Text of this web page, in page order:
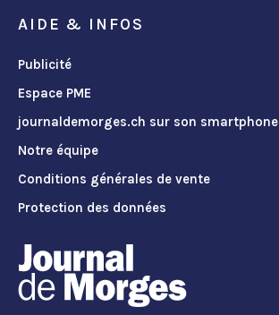
AIDE & INFOS
Publicité
Espace PME
journaldemorges.ch sur son smartphone
Notre équipe
Conditions générales de vente
Protection des données